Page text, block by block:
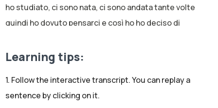
ho studiato, ci sono nata, ci sono andata tante volte
quindi ho dovuto pensarci e così ho ho deciso di
alla mia città.
Ma oggi lo facciamo in un modo un po' diverso. Quindi,
c'è una novità perché non sono sola. Oggi siamo in
compagnia. Quindi, questo podcast si è trasformato
Learning tips:
1. Follow the interactive transcript. You can replay a
sentence by clicking on it.